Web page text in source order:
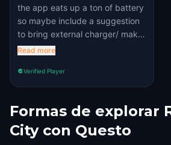
the app eats up a ton of battery
so maybe include a suggestion
to bring external charger/ make
sure phone is at 100% in the
Read more
Verified Player
Formas de explorar
City con Questo